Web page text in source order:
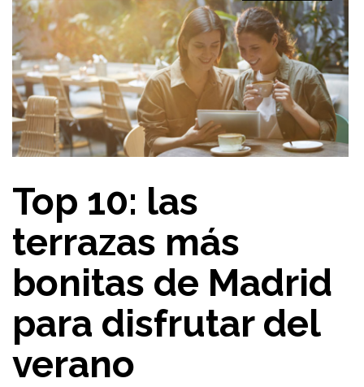
Top 10: las
terrazas más
bonitas de Madrid
para disfrutar del
verano